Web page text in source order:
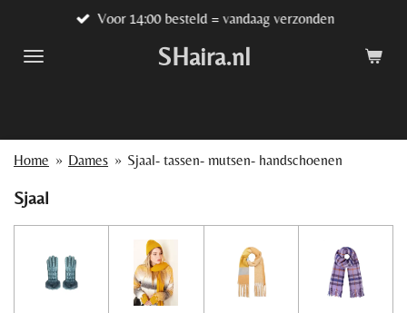
naar
SHaira.nl
Voor 14:00 besteld = vandaag verzonden
Home » Dames » Sjaal- tassen- mutsen- handschoenen
Sjaal